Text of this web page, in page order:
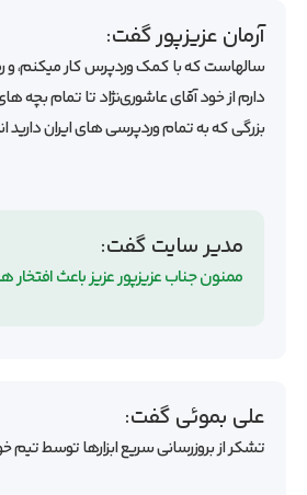
آرمان عزیزپورگفت:
سالهاست که با کمک وردپرس کار میکنم، و
دارم از خود آقای عاشوری‌نژاد تا تمام بچه
بزرگی که به تمام وردپرسی های ایران دارید
مدیر سایتگفت:
ممنون جناب عزیزپور عزیز باعث
علی بموئیگفت:
تشکر از بروزرسانی سریع ابزارها توسط تیم